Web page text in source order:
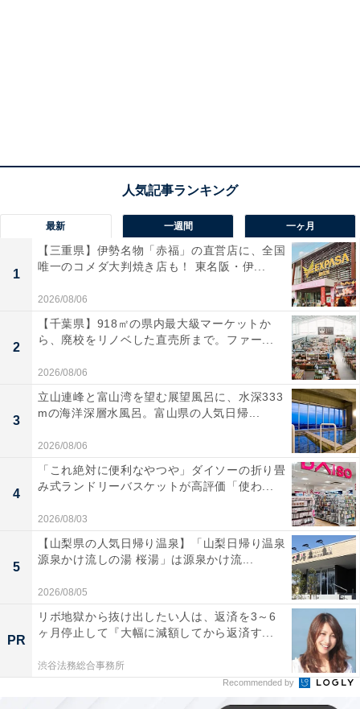
最新 一週間 一ヶ月
1
【三重県】伊勢名物「赤福」の直営店に、全国
唯一のコメダ大判焼き店も！ 東名阪・伊...
2026/08/06
2
【千葉県】918㎡の県内最大級マーケットか
ら、廃校をリノベした直売所まで。ファー...
2026/08/06
3
立山連峰と富山湾を望む展望風呂に、水深333
mの海洋深層水風呂。富山県の人気日帰...
2026/08/06
4
「これ絶対に便利なやつや」ダイソーの折り畳
み式ランドリーバスケットが高評価「使わ...
2026/08/03
5
【山梨県の人気日帰り温泉】「山梨日帰り温泉
源泉かけ流しの湯 桜湯」は源泉かけ流...
2026/08/05
PR
リボ地獄から抜け出したい人は、返済を3～6
ヶ月停止して『大幅に減額してから返済す...
渋谷法務総合事務所
Recommended by